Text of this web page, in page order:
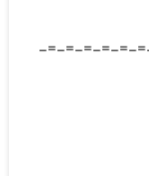
-=-=-=-=-=-